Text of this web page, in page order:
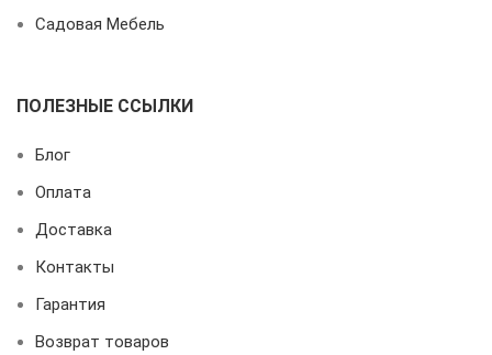
Садовая Мебель
ПОЛЕЗНЫЕ ССЫЛКИ
Блог
Оплата
Доставка
Контакты
Гарантия
Возврат товаров